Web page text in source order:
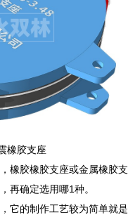
橡胶支座
橡胶橡胶支座或金属橡胶支
再确定选用哪1种。
它的制作工艺较为简单就是